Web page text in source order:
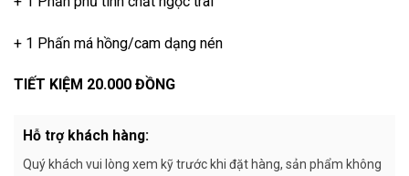
+ 1 Phấn má hồng/cam dạng nén
TIẾT KIỆM 20.000 ĐỒNG
Hỗ trợ khách hàng:
Quý khách vui lòng xem kỹ trước khi đặt hàng, sản phẩm không